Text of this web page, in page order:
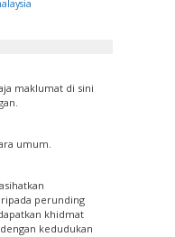
maklumat di sini
umum.
perunding
khidmat
kedudukan